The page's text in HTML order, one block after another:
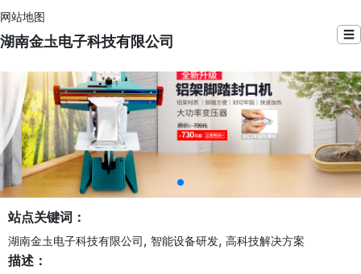
网站地图
湖南金圡电子科技有限公司 ☰
站点关键词：
湖南金圡电子科技有限公司, 智能设备研发, 高科技解决方案
描述：